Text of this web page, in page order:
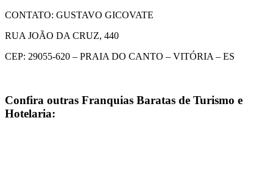
CONTATO: GUSTAVO GICOVATE
RUA JOÃO DA CRUZ, 440
CEP: 29055-620 – PRAIA DO CANTO – VITÓRIA – ES
Confira outras Franquias Baratas de Turismo e
Hotelaria: